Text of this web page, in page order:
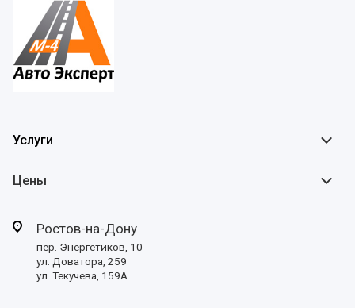
Услуги
Цены
Ростов-на-Дону
пер. Энергетиков, 10
ул. Доватора, 259
ул. Текучева, 159А